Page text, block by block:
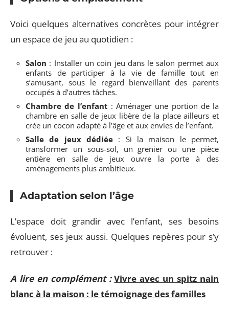
Voici quelques alternatives concrètes pour intégrer
un espace de jeu au quotidien :
Salon : Installer un coin jeu dans le salon permet aux
enfants de participer à la vie de famille tout en
s’amusant, sous le regard bienveillant des parents
occupés à d’autres tâches.
Chambre de l’enfant : Aménager une portion de la
chambre en salle de jeux libère de la place ailleurs et
crée un cocon adapté à l’âge et aux envies de l’enfant.
Salle de jeux dédiée : Si la maison le permet,
transformer un sous-sol, un grenier ou une pièce
entière en salle de jeux ouvre la porte à des
aménagements plus ambitieux.
Adaptation selon l’âge
L’espace doit grandir avec l’enfant, ses besoins
évoluent, ses jeux aussi. Quelques repères pour s’y
retrouver :
A lire en complément : Vivre avec un spitz nain
blanc à la maison : le témoignage des familles